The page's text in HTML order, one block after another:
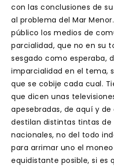
con las conclusiones de
al problema del Mar
público los medios de
parcialidad, que no en su
sesgado como esperaba,
imparcialidad en el tema,
que se cobije cada cual.
que dicen unas
apesebradas, de aquí y
destilan distintas tintas
nacionales, no del todo
para arrimar uno el
equidistante posible, si es